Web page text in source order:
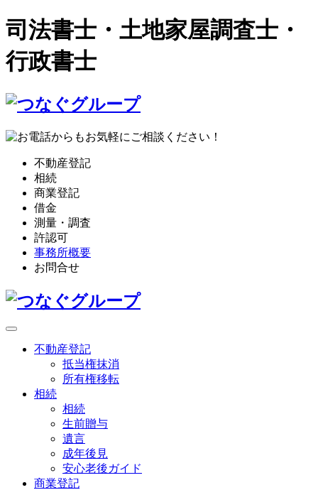
司法書士・土地家屋調査士・
行政書士
不動産登記
相続
商業登記
借金
測量・調査
許認可
事務所概要
お問合せ
不動産登記
抵当権抹消
所有権移転
相続
相続
生前贈与
遺言
成年後見
安心老後ガイド
商業登記